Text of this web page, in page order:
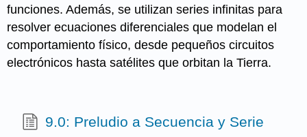
funciones. Además, se utilizan series infinitas para
resolver ecuaciones diferenciales que modelan el
comportamiento físico, desde pequeños circuitos
electrónicos hasta satélites que orbitan la Tierra.
9.0: Preludio a Secuencia y Serie